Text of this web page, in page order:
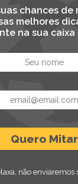
chances de
melhores
na sua
não enviaremos